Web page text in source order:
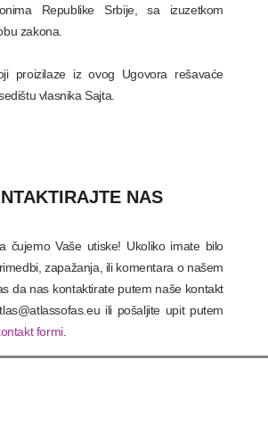
Republike Srbije, sa izuzetkom
zakona.
proizilaze iz ovog Ugovora rešavaće
vlasnika Sajta.
NAS
čujemo Vaše utiske! Ukoliko imate bilo
zapažanja, ili komentara o našem
da nas kontaktirate putem naše kontakt
ili pošaljite upit putem
formi.